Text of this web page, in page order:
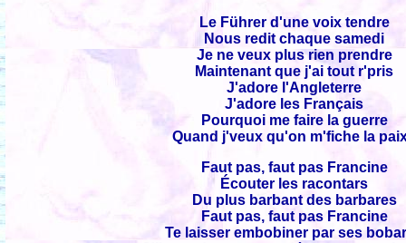
Le Führer d'une voix tendre
Nous redit chaque samedi
Je ne veux plus rien prendre
Maintenant que j'ai tout r'pris
J'adore l'Angleterre
J'adore les Français
Pourquoi me faire la guerre
Quand j'veux qu'on m'fiche la
Faut pas, faut pas Francine
Écouter les racontars
Du plus barbant des barbares
Faut pas, faut pas Francine
Te laisser embobiner par ses